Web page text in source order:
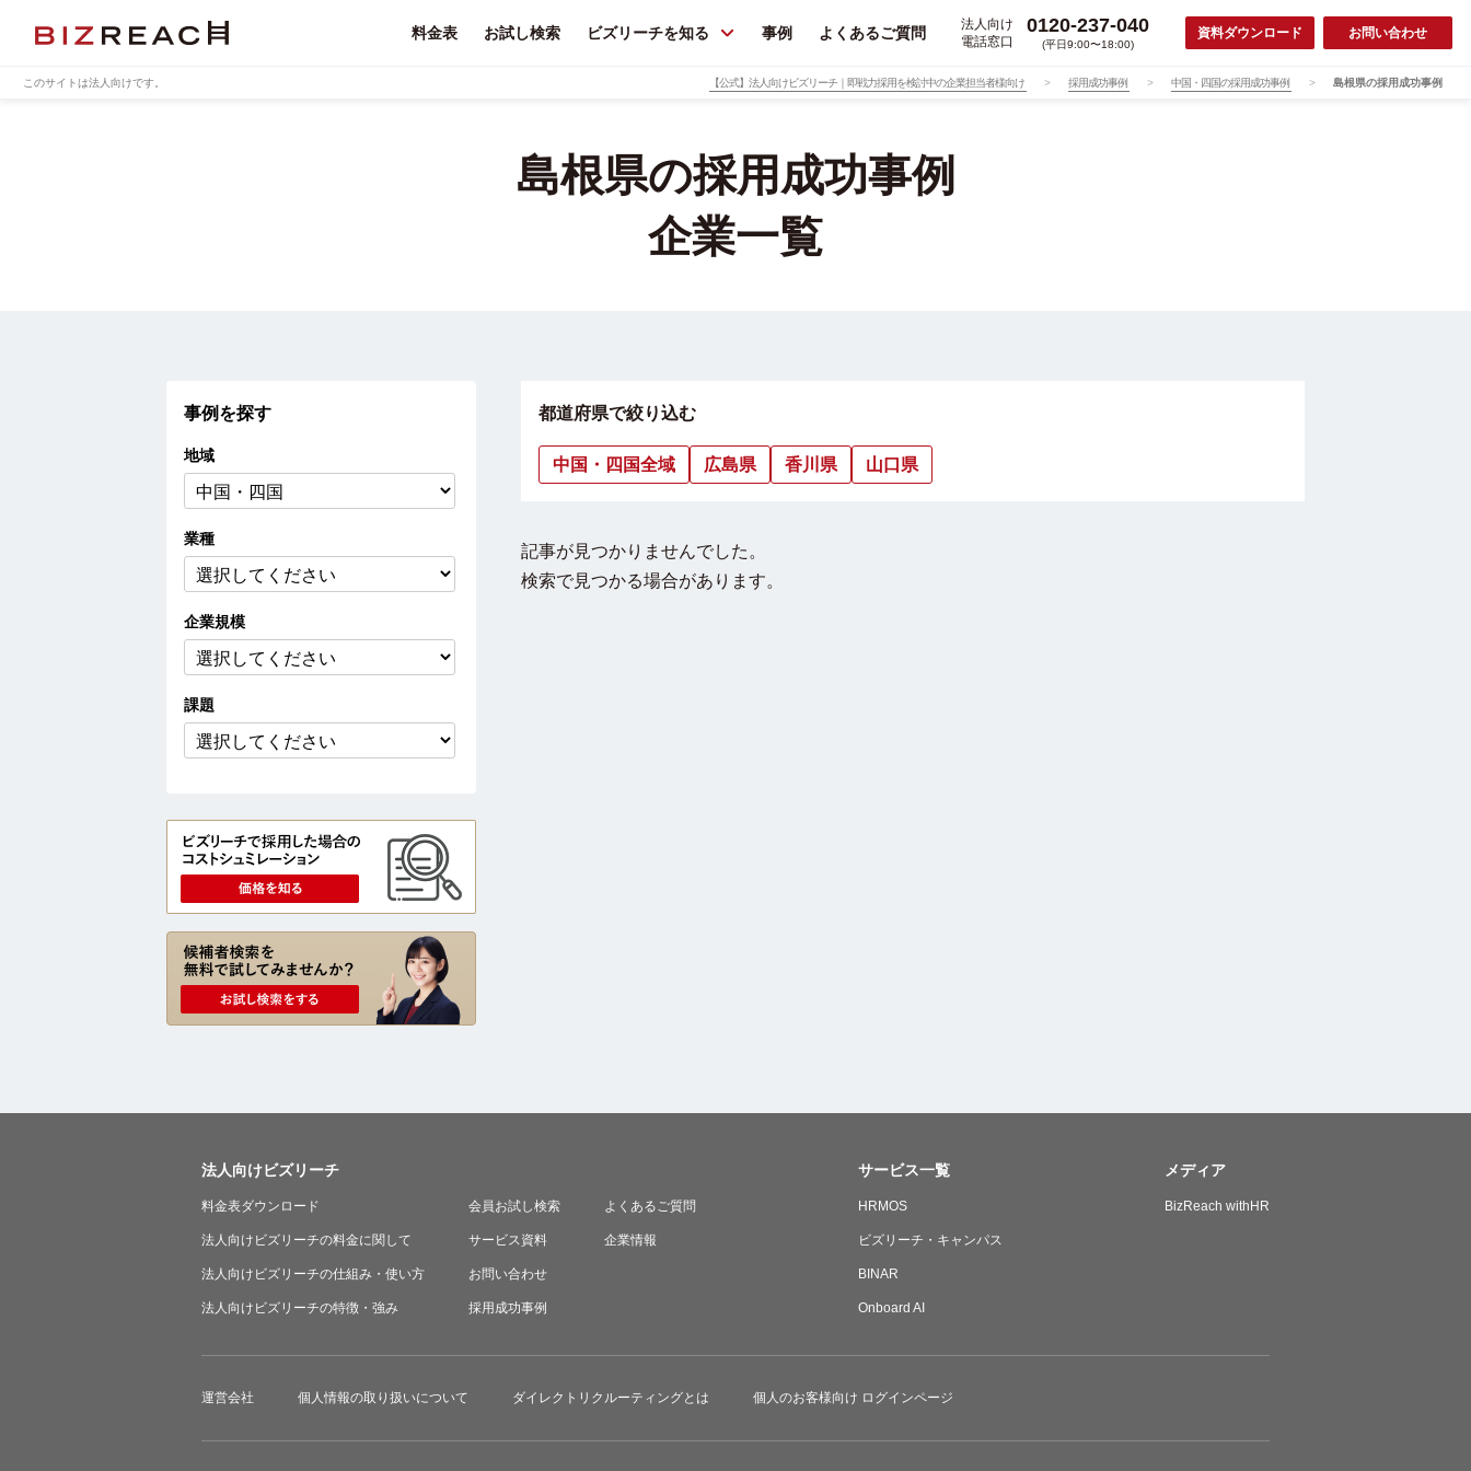
料金表 お試し検索 ビズリーチを知る 事例 よくあるご質問
法人向け
電話窓口
0120-237-040
(平日9:00〜18:00)
資料ダウンロード お問い合わせ
このサイトは法人向けです。 【公式】法人向けビズリーチ｜即戦力採用を検討中の企業担当者様向け 採用成功事例 中国・四国の採用成功事例 島根県の採用成功事例
島根県の採用成功事例
企業一覧
事例を探す
地域
業種
企業規模
課題
都道府県で絞り込む
中国・四国全域 広島県 香川県 山口県
記事が見つかりませんでした。
検索で見つかる場合があります。
法人向けビズリーチ
料金表ダウンロード
法人向けビズリーチの料金に関して
法人向けビズリーチの仕組み・使い方
法人向けビズリーチの特徴・強み
会員お試し検索
サービス資料
お問い合わせ
採用成功事例
よくあるご質問
企業情報
サービス一覧
HRMOS
ビズリーチ・キャンパス
BINAR
Onboard AI
メディア
BizReach withHR
運営会社 個人情報の取り扱いについて ダイレクトリクルーティングとは 個人のお客様向け ログインページ